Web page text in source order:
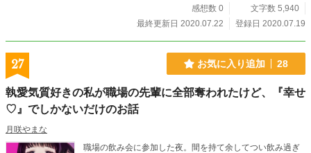
感想数 0
文字数 5,940
最終更新日 2020.07.22
登録日 2020.07.19
27 お気に入り追加 28
執愛気質好きの私が職場の先輩に全部奪われたけど、『幸せ
♡』でしかないだけのお話
月咲やまな
職場の飲み会に参加した夜。間を持て余してつい飲み過ぎ